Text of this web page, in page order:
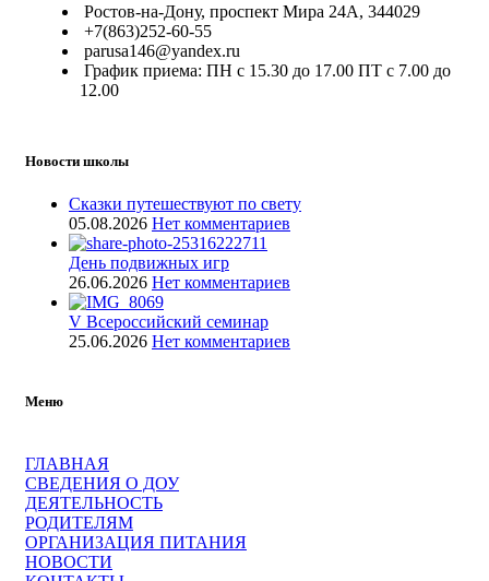
Ростов-на-Дону, проспект Мира 24А, 344029
+7(863)252-60-55
parusa146@yandex.ru
График приема: ПН с 15.30 до 17.00 ПТ с 7.00 до
12.00
Новости школы
Сказки путешествуют по свету
05.08.2026 Нет комментариев
День подвижных игр
26.06.2026 Нет комментариев
V Всероссийский семинар
25.06.2026 Нет комментариев
Меню
ГЛАВНАЯ
СВЕДЕНИЯ О ДОУ
ДЕЯТЕЛЬНОСТЬ
РОДИТЕЛЯМ
ОРГАНИЗАЦИЯ ПИТАНИЯ
НОВОСТИ